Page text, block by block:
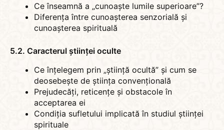
Ce înseamnă a „cunoaște lumile superioare”?
Diferența între cunoașterea senzorială și
cunoașterea spirituală
5.2. Caracterul științei oculte
Ce înțelegem prin „știință ocultă” și cum se
deosebește de știința convențională
Prejudecăți, reticențe și obstacole în
acceptarea ei
Condiția sufletului implicată în studiul științei
spirituale